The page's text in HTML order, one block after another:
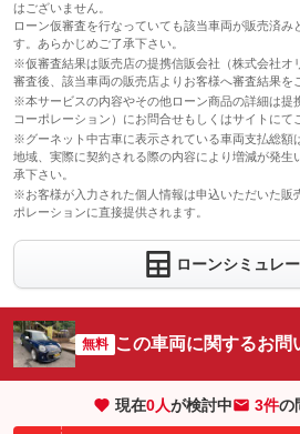
はございません。
ローン仮審査を行なっていても該当車両が販売済み
す。あらかじめご了承下さい。
※仮審査結果は販売店の提携信販会社（株式会社オ
審査後、該当車両の販売店よりお客様へ審査結果を
※本サービスの内容やその他ローン商品の詳細は提
コーポレーション）にお問合せもしくはサイトにて
※グーネット中古車に表示されている車両支払総額
地域、実際に契約される際の内容により増減が発生
承下さい。
※お客様が入力された個人情報は申込いただいた販
ポレーションに直接提供されます。
ローンシミュレ
無料 この車両に関するお問
現在0人が検討中 3件の